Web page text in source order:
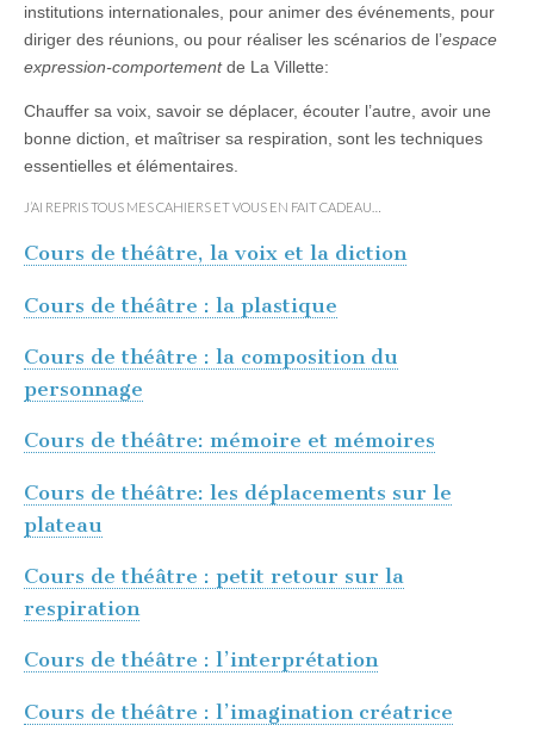
institutions internationales, pour animer des événements, pour
diriger des réunions, ou pour réaliser les scénarios de l’espace
expression-comportementde La Villette:
Chauffer sa voix, savoir se déplacer, écouter l’autre, avoir une
bonne diction, et maîtriser sa respiration, sont les techniques
essentielles et élémentaires.
J’AI REPRIS TOUS MES CAHIERS ET VOUS EN FAIT CADEAU…
Cours de théâtre, la voix et la diction
Cours de théâtre : la plastique
Cours de théâtre : la composition du
personnage
Cours de théâtre: mémoire et mémoires
Cours de théâtre: les déplacements sur le
plateau
Cours de théâtre : petit retour sur la
respiration
Cours de théâtre : l’interprétation
Cours de théâtre : l’imagination créatrice